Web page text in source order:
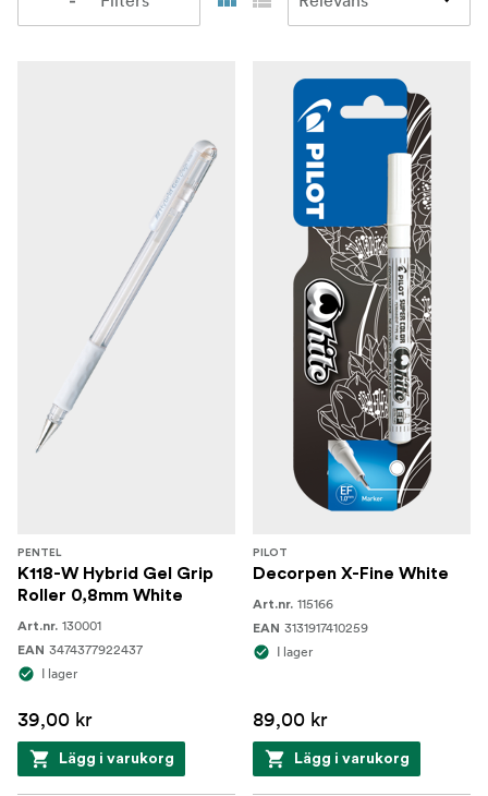
PENTEL
K118-W Hybrid Gel Grip
Roller 0,8mm White
Art.nr. 130001
EAN 3474377922437
I lager
39,00 kr
Lägg i varukorg
PILOT
Decorpen X-Fine White
Art.nr. 115166
EAN 3131917410259
I lager
89,00 kr
Lägg i varukorg